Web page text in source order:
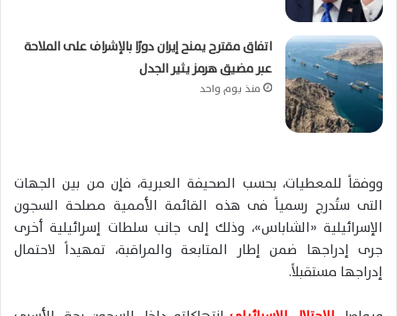
اتفاق مقترح يمنح إيران دورًا بالإشراف على الملاحة
عبر مضيق هرمز يثير الجدل
منذ يوم واحد
ووفقاً للمعطيات، بحسب الصحيفة العبرية، فإن من بين الجهات
التى ستُدرج رسمياً فى هذه القائمة الأممية مصلحة السجون
الإسرائيلية «الشاباس»، وذلك إلى جانب سلطات إسرائيلية أخرى
جرى إدراجها ضمن إطار المتابعة والمراقبة، تمهيداً لاحتمال
إدراجها مستقبلاً.